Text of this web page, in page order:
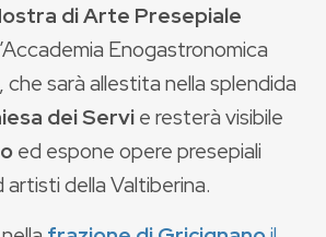
di Arte Presepiale
Enogastronomica
che sarà allestita nella splendida
dei Servie resterà visibile
ed espone opere presepiali
della Valtiberina.